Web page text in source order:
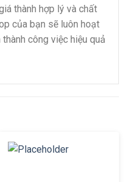
thành hợp lý và chất
của bạn sẽ luôn hoạt
công việc hiệu quả